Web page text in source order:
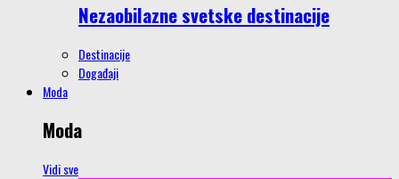
Nezaobilazne svetske destinacije
Destinacije
Događaji
Moda
Moda
Vidi sve